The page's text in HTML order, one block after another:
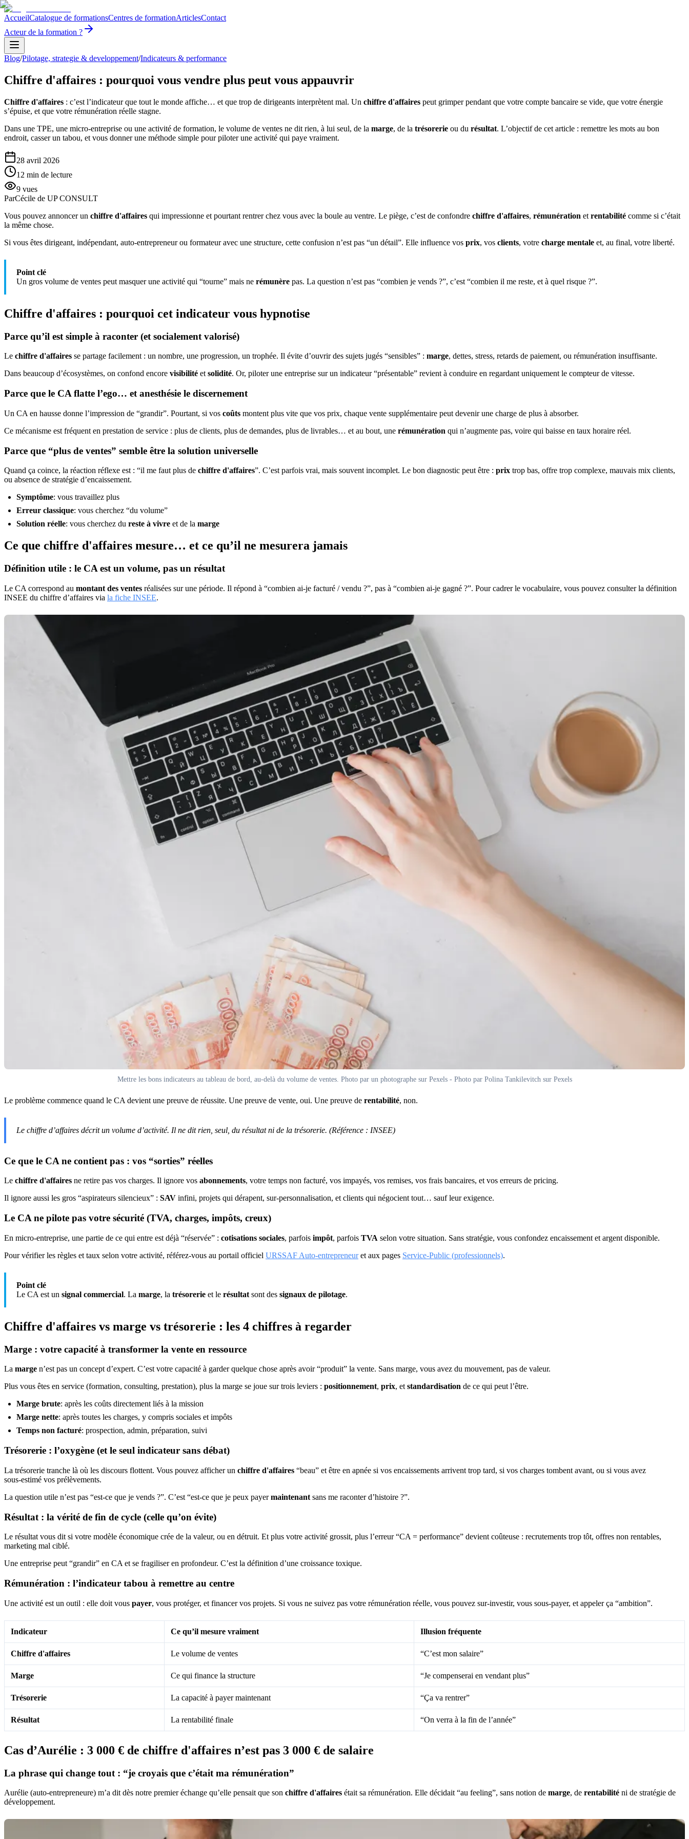
AccueilCatalogue de formationsCentres de formationArticlesContact
Acteur de la formation ?
Blog/Pilotage, strategie & developpement/Indicateurs & performance
Chiffre d'affaires : pourquoi vous vendre plus peut vous appauvrir
Chiffre d'affaires : c’est l’indicateur que tout le monde affiche… et que trop de dirigeants interprètent mal. Un chiffre d'affaires peut grimper pendant que votre compte bancaire se vide, que votre énergie
s’épuise, et que votre rémunération réelle stagne.
Dans une TPE, une micro‑entreprise ou une activité de formation, le volume de ventes ne dit rien, à lui seul, de la marge, de la trésorerie ou du résultat. L’objectif de cet article : remettre les mots au bon
endroit, casser un tabou, et vous donner une méthode simple pour piloter une activité qui paye vraiment.
28 avril 2026
12 min de lecture
9 vues
ParCécile de UP CONSULT
Vous pouvez annoncer un chiffre d'affaires qui impressionne et pourtant rentrer chez vous avec la boule au ventre. Le piège, c’est de confondre chiffre d'affaires, rémunération et rentabilité comme si c’était
la même chose.
Si vous êtes dirigeant, indépendant, auto‑entrepreneur ou formateur avec une structure, cette confusion n’est pas “un détail”. Elle influence vos prix, vos clients, votre charge mentale et, au final, votre liberté.
Point clé
Un gros volume de ventes peut masquer une activité qui “tourne” mais ne rémunère pas. La question n’est pas “combien je vends ?”, c’est “combien il me reste, et à quel risque ?”.
Chiffre d'affaires : pourquoi cet indicateur vous hypnotise
Parce qu’il est simple à raconter (et socialement valorisé)
Le chiffre d'affaires se partage facilement : un nombre, une progression, un trophée. Il évite d’ouvrir des sujets jugés “sensibles” : marge, dettes, stress, retards de paiement, ou rémunération insuffisante.
Dans beaucoup d’écosystèmes, on confond encore visibilité etsolidité. Or, piloter une entreprise sur un indicateur “présentable” revient à conduire en regardant uniquement le compteur de vitesse.
Parce que le CA flatte l’ego… et anesthésie le discernement
Un CA en hausse donne l’impression de “grandir”. Pourtant, si vos coûts montent plus vite que vos prix, chaque vente supplémentaire peut devenir une charge de plus à absorber.
Ce mécanisme est fréquent en prestation de service : plus de clients, plus de demandes, plus de livrables… et au bout, une rémunération qui n’augmente pas, voire qui baisse en taux horaire réel.
Parce que “plus de ventes” semble être la solution universelle
Quand ça coince, la réaction réflexe est : “il me faut plus de chiffre d'affaires”. C’est parfois vrai, mais souvent incomplet. Le bon diagnostic peut être : prix trop bas, offre trop complexe, mauvais mix clients,
ou absence de stratégie d’encaissement.
Symptôme: vous travaillez plus
Erreur classique: vous cherchez “du volume”
Solution réelle: vous cherchez du reste à vivre et de la marge
Ce que chiffre d'affaires mesure… et ce qu’il ne mesurera jamais
Définition utile : le CA est un volume, pas un résultat
Le CA correspond au montant des ventes réalisées sur une période. Il répond à “combien ai‑je facturé / vendu ?”, pas à “combien ai‑je gagné ?”. Pour cadrer le vocabulaire, vous pouvez consulter la définition
INSEE du chiffre d’affaires via la fiche INSEE.
Mettre les bons indicateurs au tableau de bord, au-delà du volume de ventes. Photo par un photographe sur Pexels - Photo par Polina Tankilevitch sur Pexels
Le problème commence quand le CA devient une preuve de réussite. Une preuve de vente, oui. Une preuve de rentabilité, non.
Le chiffre d’affaires décrit un volume d’activité. Il ne dit rien, seul, du résultat ni de la trésorerie. (Référence : INSEE)
Ce que le CA ne contient pas : vos “sorties” réelles
Le chiffre d'affaires ne retire pas vos charges. Il ignore vos abonnements, votre temps non facturé, vos impayés, vos remises, vos frais bancaires, et vos erreurs de pricing.
Il ignore aussi les gros “aspirateurs silencieux” : SAV infini, projets qui dérapent, sur‑personnalisation, et clients qui négocient tout… sauf leur exigence.
Le CA ne pilote pas votre sécurité (TVA, charges, impôts, creux)
En micro‑entreprise, une partie de ce qui entre est déjà “réservée” : cotisations sociales, parfois impôt, parfois TVA selon votre situation. Sans stratégie, vous confondez encaissement et argent disponible.
Pour vérifier les règles et taux selon votre activité, référez‑vous au portail officiel URSSAF Auto‑entrepreneuret aux pages Service‑Public (professionnels).
Point clé
Le CA est un signal commercial. La marge, la trésorerie et le résultat sont des signaux de pilotage.
Chiffre d'affaires vs marge vs trésorerie : les 4 chiffres à regarder
Marge : votre capacité à transformer la vente en ressource
La marge n’est pas un concept d’expert. C’est votre capacité à garder quelque chose après avoir “produit” la vente. Sans marge, vous avez du mouvement, pas de valeur.
Plus vous êtes en service (formation, consulting, prestation), plus la marge se joue sur trois leviers : positionnement, prix, etstandardisation de ce qui peut l’être.
Marge brute: après les coûts directement liés à la mission
Marge nette: après toutes les charges, y compris sociales et impôts
Temps non facturé: prospection, admin, préparation, suivi
Trésorerie : l’oxygène (et le seul indicateur sans débat)
La trésorerie tranche là où les discours flottent. Vous pouvez afficher un chiffre d'affaires “beau” et être en apnée si vos encaissements arrivent trop tard, si vos charges tombent avant, ou si vous avez
sous‑estimé vos prélèvements.
La question utile n’est pas “est‑ce que je vends ?”. C’est “est‑ce que je peux payermaintenant sans me raconter d’histoire ?”.
Résultat : la vérité de fin de cycle (celle qu’on évite)
Le résultat vous dit si votre modèle économique crée de la valeur, ou en détruit. Et plus votre activité grossit, plus l’erreur “CA = performance” devient coûteuse : recrutements trop tôt, offres non rentables,
marketing mal ciblé.
Une entreprise peut “grandir” en CA et se fragiliser en profondeur. C’est la définition d’une croissance toxique.
Rémunération : l’indicateur tabou à remettre au centre
Une activité est un outil : elle doit vous payer, vous protéger, et financer vos projets. Si vous ne suivez pas votre rémunération réelle, vous pouvez sur‑investir, vous sous‑payer, et appeler ça “ambition”.
Indicateur Ce qu’il mesure vraiment Illusion fréquente
Chiffre d'affaires Le volume de ventes “C’est mon salaire”
Marge Ce qui finance la structure “Je compenserai en vendant plus”
Trésorerie La capacité à payer maintenant “Ça va rentrer”
Résultat La rentabilité finale “On verra à la fin de l’année”
Cas d’Aurélie : 3 000 € de chiffre d'affaires n’est pas 3 000 € de salaire
La phrase qui change tout : “je croyais que c’était ma rémunération”
Aurélie (auto‑entrepreneure) m’a dit dès notre premier échange qu’elle pensait que son chiffre d'affaires était sa rémunération. Elle décidait “au feeling”, sans notion de marge, de rentabilité ni de stratégie de
développement.